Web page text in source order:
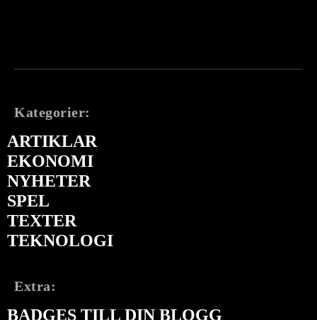
Kategorier:
ARTIKLAR
EKONOMI
NYHETER
SPEL
TEXTER
TEKNOLOGI
Extra:
BADGES TILL DIN BLOGG